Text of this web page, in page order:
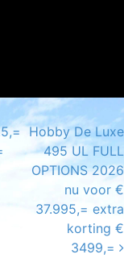
Hobby De Luxe
495 UL FULL
OPTIONS 2026
nu voor €
37.995,= extra
korting €
3499,=